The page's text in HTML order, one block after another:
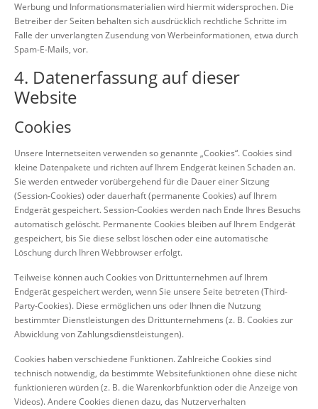
Werbung und Informationsmaterialien wird hiermit widersprochen. Die
Betreiber der Seiten behalten sich ausdrücklich rechtliche Schritte im
Falle der unverlangten Zusendung von Werbeinformationen, etwa durch
Spam-E-Mails, vor.
4. Datenerfassung auf dieser
Website
Cookies
Unsere Internetseiten verwenden so genannte „Cookies“. Cookies sind
kleine Datenpakete und richten auf Ihrem Endgerät keinen Schaden an.
Sie werden entweder vorübergehend für die Dauer einer Sitzung
(Session-Cookies) oder dauerhaft (permanente Cookies) auf Ihrem
Endgerät gespeichert. Session-Cookies werden nach Ende Ihres Besuchs
automatisch gelöscht. Permanente Cookies bleiben auf Ihrem Endgerät
gespeichert, bis Sie diese selbst löschen oder eine automatische
Löschung durch Ihren Webbrowser erfolgt.
Teilweise können auch Cookies von Drittunternehmen auf Ihrem
Endgerät gespeichert werden, wenn Sie unsere Seite betreten (Third-
Party-Cookies). Diese ermöglichen uns oder Ihnen die Nutzung
bestimmter Dienstleistungen des Drittunternehmens (z. B. Cookies zur
Abwicklung von Zahlungsdienstleistungen).
Cookies haben verschiedene Funktionen. Zahlreiche Cookies sind
technisch notwendig, da bestimmte Websitefunktionen ohne diese nicht
funktionieren würden (z. B. die Warenkorbfunktion oder die Anzeige von
Videos). Andere Cookies dienen dazu, das Nutzerverhalten